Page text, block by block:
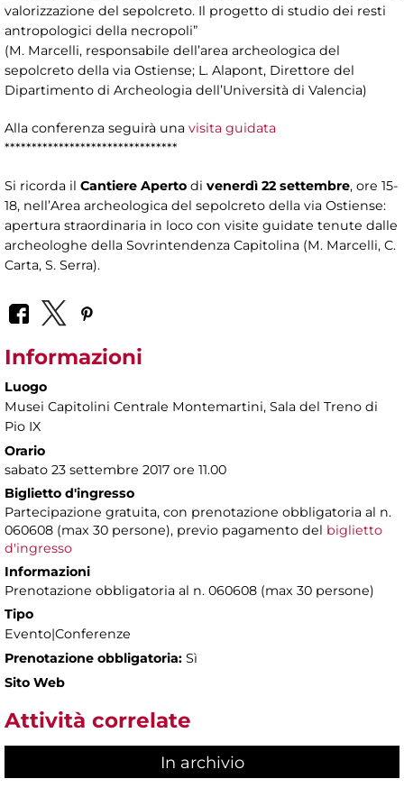
valorizzazione del sepolcreto. Il progetto di studio dei resti
antropologici della necropoli”
(M. Marcelli, responsabile dell’area archeologica del
sepolcreto della via Ostiense; L. Alapont, Direttore del
Dipartimento di Archeologia dell’Università di Valencia)
Alla conferenza seguirà una visita guidata
********************************
Si ricorda il Cantiere Aperto di venerdì 22 settembre, ore 15-
18, nell’Area archeologica del sepolcreto della via Ostiense:
apertura straordinaria in loco con visite guidate tenute dalle
archeologhe della Sovrintendenza Capitolina (M. Marcelli, C.
Carta, S. Serra).
Informazioni
Luogo
Musei Capitolini Centrale Montemartini, Sala del Treno di
Pio IX
Orario
sabato 23 settembre 2017 ore 11.00
Biglietto d'ingresso
Partecipazione gratuita, con prenotazione obbligatoria al n.
060608 (max 30 persone), previo pagamento del biglietto
d'ingresso
Informazioni
Prenotazione obbligatoria al n. 060608 (max 30 persone)
Tipo
Evento|Conferenze
Prenotazione obbligatoria: Sì
Sito Web
Attività correlate
In archivio